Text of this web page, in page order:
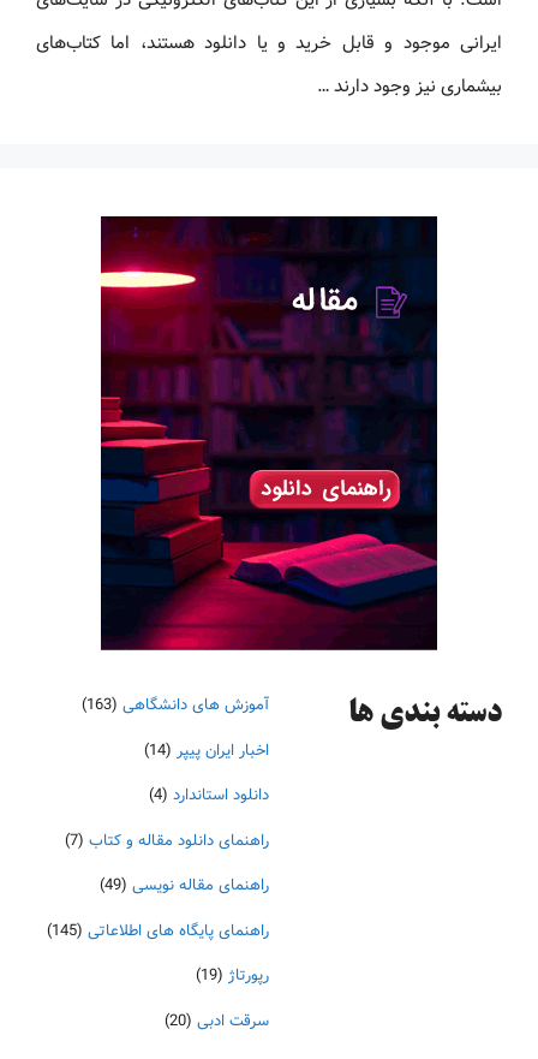
ایرانی موجود و قابل خرید و یا دانلود هستند، اما کتاب‌های
بیشماری نیز وجود دارند …
دسته‌ بندی ها آموزش های دانشگاهی (163)
اخبار ایران پیپر (14)
دانلود استاندارد (4)
راهنمای دانلود مقاله و کتاب (7)
راهنمای مقاله نویسی (49)
راهنمای پایگاه های اطلاعاتی (145)
رپورتاژ (19)
سرقت ادبی (20)